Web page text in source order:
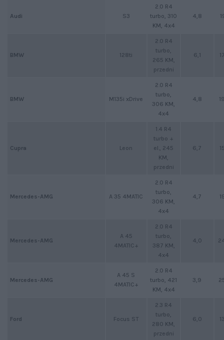
S3
2.0 R4
turbo, 310
KM, 4x4
4,8
128ti
2.0 R4
turbo,
265 KM,
przedni
6,1
M135i xDrive
2.0 R4
turbo,
306 KM,
4x4
4,8
Leon
1.4 R4
turbo +
el., 245
KM,
przedni
6,7
A 35 4MATIC
2.0 R4
turbo,
306 KM,
4x4
4,7
A 45
4MATIC+
2.0 R4
turbo,
387 KM,
4x4
4,0
A 45 S
4MATIC+
2.0 R4
turbo, 421
KM, 4x4
3,9
Focus ST
2.3 R4
turbo,
280 KM,
przedni
6,0
Audi
BMW
BMW
Cupra
Mercedes-AMG
Mercedes-AMG
Mercedes-AMG
Ford